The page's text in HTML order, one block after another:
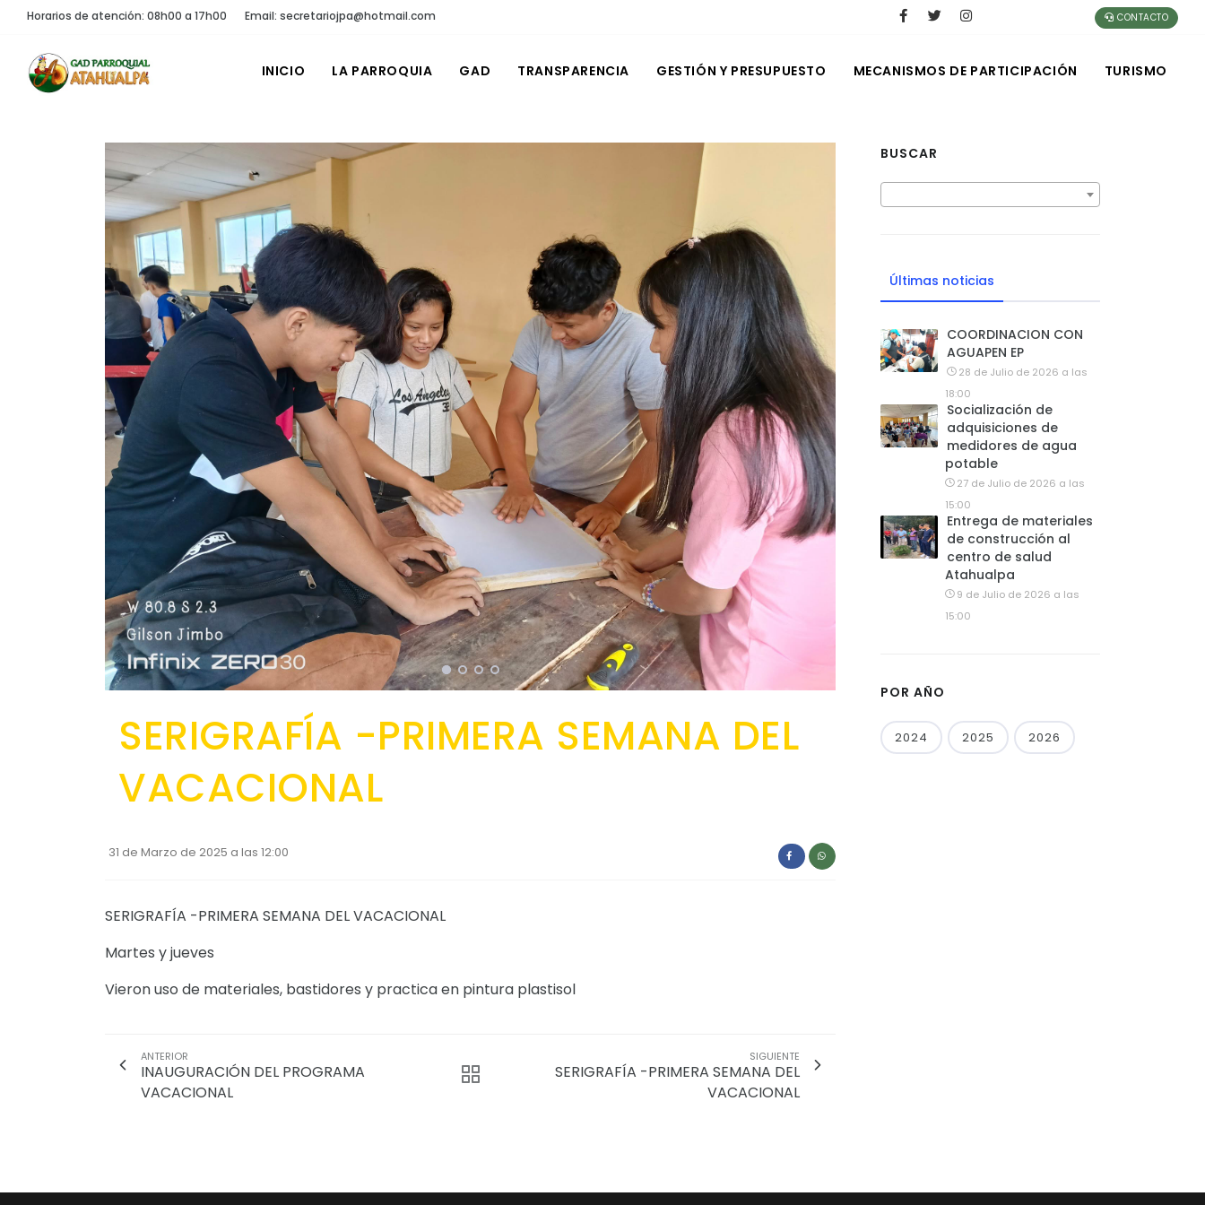
Horarios de atención: 08h00 a 17h00 Email: secretariojpa@hotmail.com CONTACTO
INICIO LA PARROQUIA GAD TRANSPARENCIA GESTIÓN Y PRESUPUESTO MECANISMOS DE PARTICIPACIÓN TURISMO
SERIGRAFÍA -PRIMERA SEMANA DEL
VACACIONAL
31 de Marzo de 2025 a las 12:00
SERIGRAFÍA -PRIMERA SEMANA DEL VACACIONAL
Martes y jueves
Vieron uso de materiales, bastidores y practica en pintura plastisol
ANTERIOR
INAUGURACIÓN DEL PROGRAMA
VACACIONAL
SIGUIENTE
SERIGRAFÍA -PRIMERA SEMANA DEL
VACACIONAL
BUSCAR
Últimas noticias
COORDINACION CON
AGUAPEN EP
28 de Julio de 2026 a las
18:00
Socialización de
adquisiciones de
medidores de agua
potable
27 de Julio de 2026 a las
15:00
Entrega de materiales
de construcción al
centro de salud
Atahualpa
9 de Julio de 2026 a las
15:00
POR AÑO
2024 2025 2026